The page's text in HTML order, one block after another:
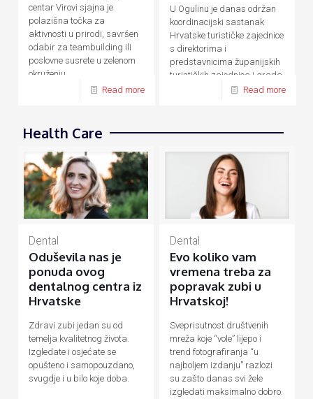
centar Virovi sjajna je
polazišna točka za
aktivnosti u prirodi, savršen
odabir za teambuilding ili
poslovne susrete u zelenom
okruženju.
Read more
U Ogulinu je danas održan
koordinacijski sastanak
Hrvatske turističke zajednice
s direktorima i
predstavnicima županijskih
turističkih zajednica i grada
Read more
Health Care
Dental
Oduševila nas je
ponuda ovog
dentalnog centra iz
Hrvatske
Zdravi zubi jedan su od
temelja kvalitetnog života.
Izgledate i osjećate se
opušteno i samopouzdano,
svugdje i u bilo koje doba.
Dental
Evo koliko vam
vremena treba za
popravak zubi u
Hrvatskoj!
Sveprisutnost društvenih
mreža koje “vole” lijepo i
trend fotografiranja “u
najboljem izdanju” razlozi
su zašto danas svi žele
izgledati maksimalno dobro.